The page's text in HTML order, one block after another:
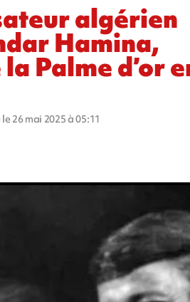
algérien
Hamina,
Palme d’or
26 mai 2025 à 05:11